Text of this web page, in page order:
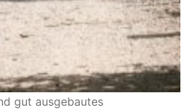
gut ausgebautes